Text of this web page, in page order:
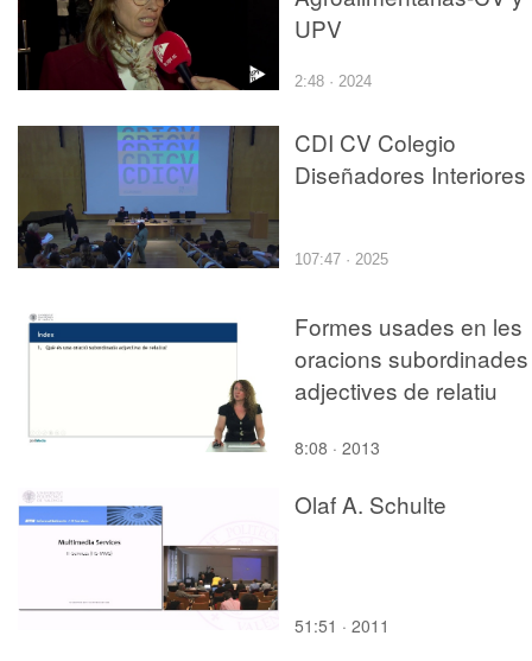
UPV
2:48 · 2024
CDI CV Colegio
Diseñadores Interiores
107:47 · 2025
Formes usades en les
oracions subordinades
adjectives de relatiu
8:08 · 2013
Olaf A. Schulte
51:51 · 2011